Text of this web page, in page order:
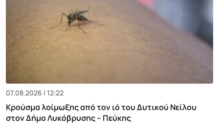
07.08.2026 | 12:22
Κρούσμα λοίμωξης από τον ιό του Δυτικού Νείλου
στον Δήμο Λυκόβρυσης – Πεύκης